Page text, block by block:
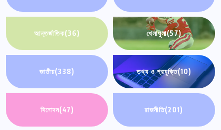
আন্তর্জাতিক(36) খেলাধুলা(57)
জাতীয়(338) তথ্য ও প্রযুক্তি(10)
বিনোদন(47) রাজনীতি(201)